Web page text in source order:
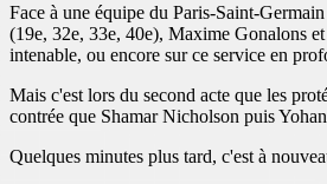
Face à une équipe du Paris-Saint-
(19e, 32e, 33e, 40e), Maxime Gonalons
intenable, ou encore sur ce service en
Mais c'est lors du second acte que les
contrée que Shamar Nicholson puis
Quelques minutes plus tard, c'est à